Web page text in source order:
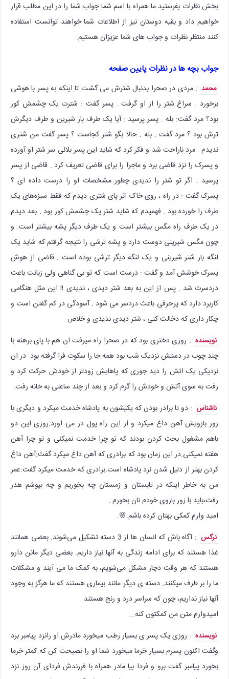
بخش نظرات بفرستید ما همراه با اسم شما جواب شما را در این مطلب قرار
خواهیم داد و بقیه دوستان نیز از اطلاعات شما خواهند توانست استفاده
کنند منتظر نظرات و جواب های شما عزیزان هستیم.
جواب بچه ها در نظرات پایین صفحه
محمد : مردی در صحرا بدنبال شترش می گشت تا اینکه به پسر با هوشی
برخورد . سراغ شتر را از او گرفت . پسر گفت : شترت یک چشمش کور
بود؟ مرد گفت: بله . پسر پرسید : آیا یک طرف بار شیرین و طرف دیگرش
ترش بود ؟ مرد گفت : بله . حالا بگو شتر کجاست ؟ ‌پسر گفت من شتری
ندیدم . مرد ناراحت شد و فکر کرد که شاید این پسر بلائی سر شتر او آورده
و پسرک را نزد قاضی برد و ماجرا را برای قاضی تعریف کرد . قاضی از پسر
پرسید . اگر تو شتر را ندیدی چطور مشخصات او را درست داده ای ؟
پسرک گفت : در راه ، روی خاک اثر پای شتری دیدم که فقط سبزه‌های یک
طرف را خورده بود . فهمیدم که شاید شتر یک چشمش کور بود . بعد دیدم
در یک طرف راه مگس بیشتر است و یک طرف دیگر پشه بیشتر است. و
چون مگس شیرینی دوست دارد و پشه ترشی را نتیجه گرفتم که شاید یک
لنگه بار شتر شیرینی و یک لنگه دیگر ترشی بوده است . قاضی از هوش
پسرک خوشش آمد و گفت : درست است که تو بی گناهی ولی زبانت باعث
دردسرت شد . پس از این به بعد شتر دیدی ، ندیدی !! این مثل هنگامی
کاربرد دارد که پرحرفی باعث دردسر می شود . آسودگی در کم گفتن است و
چکار داری که دخالت کنی ، شتر دیدی ندیدی و خلاص .
نویسنده : روزی دختری بود که در صحرا راه میرفت ان هم با پای برهنه با
چند چوب در دستش نزدیک شب بود همه جا را سکوت فرا گرفته بود. در ان
نزدیکی یک اتش را دید جوری که پاهایش زودتر از خودش حرکت کرد و
رفت به سوی آتش و خودش را گرم کرد و بعد از چند ساعتی به خانه رفت.
ناشناس : دو تا برادر بودن که یکیشون به پادشاه خدمت میکرد و دیگری با
زور بازویش آهن داغ میکرد و از این راه پول در می اورد.روزی این دو
باهم مشغول بحث کردن بودند که تو چرا خدمت نمیکنی و تو چرا آهن
هفته نمیکنی.در این زمان بود که برادری که آهن داغ میکرد گفت:آهن داغ
کردن بهتر از دلیل شدن نزد پادشاه است.برادری که خدمت میکرد گفت:عمر
من به خاطر اینکه در تابستان و زمستان چه بخوریم و چه بپوشم هدر
رفت،باید با زور بازوی خودم نان بخورم .
امید وارم کمکی بهتان کرده باشم.🌸.
نرگس
: آگاه باش که انسان ها از 3 دسته تشکیل می‌شوند. بعضی همانند
غذا هستند که برای ادامه زندگی به آنها نیاز داریم. بعضی دیگر مانن دارو
هستند که هر وقت دچار مشکل می‌شویم، به کمک ما می آیند و مشکلات
ما را بر طرف میکنند. دسته ی دیگر مانند بیماری هستند که ما هرگز به وجود
آنها نیاز نداریم، چون که سراسر درد و رنج هستند
امیدوارم متن من‌ کمکتون کنه….
نویسنده : روزی یک پسر ی بسیار رطب میخورد مادرش او رانزد پیامبر برد
وگفت اکنون پسرم بسیار خرما میخورد شما او را نصیحت کن که کمتر خرما
بخورد پیامبر گفت برو و فردا بیا مادر همراه با فرزندش فردای آن روز نزد